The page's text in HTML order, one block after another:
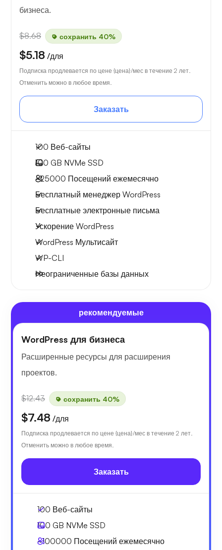
бизнеса.
$8.68 сохранить 40%
$5.18 /для
Подписка продлевается по цене {цена}/мес в течение 2 лет.
Отменить можно в любое время.
Заказать
100 Веб-сайты
100 GB NVMe SSD
~25000 Посещений ежемесячно
Бесплатный менеджер WordPress
Бесплатные электронные письма
Ускорение WordPress
WordPress Мультисайт
WP-CLI
Неограниченные базы данных
рекомендуемые
WordPress для бизнеса
Расширенные ресурсы для расширения
проектов.
$12.43 сохранить 40%
$7.48 /для
Подписка продлевается по цене {цена}/мес в течение 2 лет.
Отменить можно в любое время.
Заказать
100 Веб-сайты
100 GB NVMe SSD
~100000 Посещений ежемесячно